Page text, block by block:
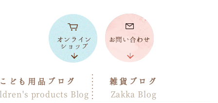
ども用品ブログ
products Blog
雑貨ブログ
Zakka Blog